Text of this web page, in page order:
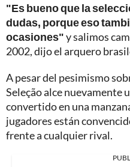
"Es bueno que la
dudas, porque eso
ocasiones"y salimos
2002, dijo el arquero
A pesar del pesimismo
Seleção alce nuevamente
convertido en una
jugadores están
frente a cualquier rival.